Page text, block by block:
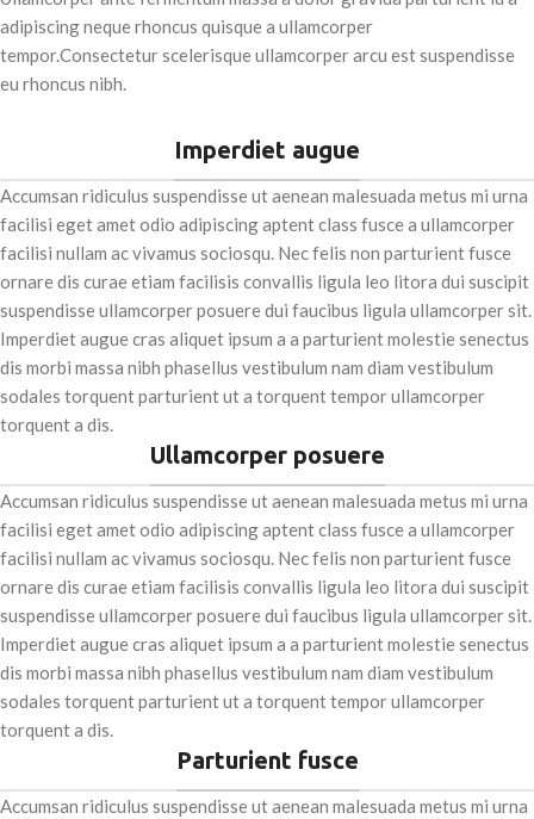
adipiscing neque rhoncus quisque a ullamcorper
tempor.Consectetur scelerisque ullamcorper arcu est suspendisse
eu rhoncus nibh.
Imperdiet augue
Accumsan ridiculus suspendisse ut aenean malesuada metus mi urna
facilisi eget amet odio adipiscing aptent class fusce a ullamcorper
facilisi nullam ac vivamus sociosqu. Nec felis non parturient fusce
ornare dis curae etiam facilisis convallis ligula leo litora dui suscipit
suspendisse ullamcorper posuere dui faucibus ligula ullamcorper sit.
Imperdiet augue cras aliquet ipsum a a parturient molestie senectus
dis morbi massa nibh phasellus vestibulum nam diam vestibulum
sodales torquent parturient ut a torquent tempor ullamcorper
torquent a dis.
Ullamcorper posuere
Accumsan ridiculus suspendisse ut aenean malesuada metus mi urna
facilisi eget amet odio adipiscing aptent class fusce a ullamcorper
facilisi nullam ac vivamus sociosqu. Nec felis non parturient fusce
ornare dis curae etiam facilisis convallis ligula leo litora dui suscipit
suspendisse ullamcorper posuere dui faucibus ligula ullamcorper sit.
Imperdiet augue cras aliquet ipsum a a parturient molestie senectus
dis morbi massa nibh phasellus vestibulum nam diam vestibulum
sodales torquent parturient ut a torquent tempor ullamcorper
torquent a dis.
Parturient fusce
Accumsan ridiculus suspendisse ut aenean malesuada metus mi urna